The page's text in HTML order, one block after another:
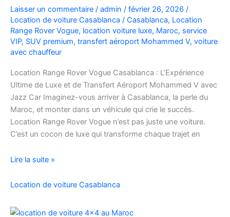
V
Laisser un commentaire / admin / février 26, 2026 /
Location de voiture Casablanca / Casablanca, Location
Range Rover Vogue, location voiture luxe, Maroc, service
VIP, SUV premium, transfert aéroport Mohammed V, voiture
avec chauffeur
Location Range Rover Vogue Casablanca : L’Expérience
Ultime de Luxe et de Transfert Aéroport Mohammed V avec
Jazz Car Imaginez-vous arriver à Casablanca, la perle du
Maroc, et monter dans un véhicule qui crie le succès.
Location Range Rover Vogue n’est pas juste une voiture.
C’est un cocon de luxe qui transforme chaque trajet en
Location
Rover
Casablanca
Lire la suite »
Location de voiture Casablanca